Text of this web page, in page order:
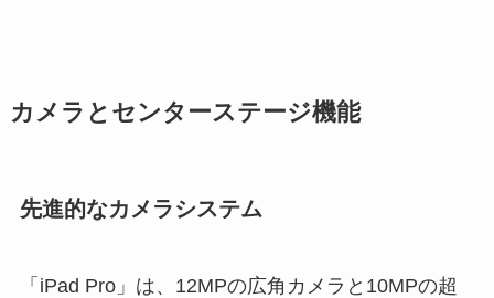
カメラとセンターステージ機能
先進的なカメラシステム
「iPad Pro」は、12MPの広角カメラと10MPの超